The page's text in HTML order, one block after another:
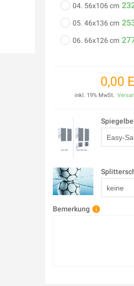
ohne
mit 30 mm
04. 56x106 cm
05. 46x136 cm
06. 66x126 cm
0,00
inkl. 19% MwSt.
Bemerkung